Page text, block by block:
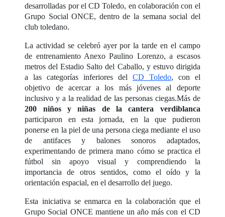
desarrolladas por el CD Toledo, en colaboración con el
Grupo Social ONCE, dentro de la semana social del
club toledano.
La actividad se celebró ayer por la tarde en el campo
de entrenamiento Anexo Paulino Lorenzo, a escasos
metros del Estadio Salto del Caballo, y estuvo dirigida
a las categorías inferiores del CD Toledo, con el
objetivo de acercar a los más jóvenes al deporte
inclusivo y a la realidad de las personas ciegas.Más de
200 niños y niñas de la cantera verdiblanca
participaron en esta jornada, en la que pudieron
ponerse en la piel de una persona ciega mediante el uso
de antifaces y balones sonoros adaptados,
experimentando de primera mano cómo se practica el
fútbol sin apoyo visual y comprendiendo la
importancia de otros sentidos, como el oído y la
orientación espacial, en el desarrollo del juego.
Esta iniciativa se enmarca en la colaboración que el
Grupo Social ONCE mantiene un año más con el CD